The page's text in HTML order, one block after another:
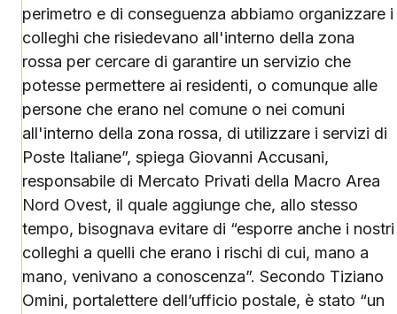
perimetro e di conseguenza abbiamo organizzare i
colleghi che risiedevano all'interno della zona
rossa per cercare di garantire un servizio che
potesse permettere ai residenti, o comunque alle
persone che erano nel comune o nei comuni
all'interno della zona rossa, di utilizzare i servizi di
Poste Italiane”, spiega Giovanni Accusani,
responsabile di Mercato Privati della Macro Area
Nord Ovest, il quale aggiunge che, allo stesso
tempo, bisognava evitare di “esporre anche i nostri
colleghi a quelli che erano i rischi di cui, mano a
mano, venivano a conoscenza”. Secondo Tiziano
Omini, portalettere dell’ufficio postale, è stato “un